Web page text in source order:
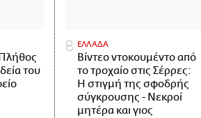
του
ΕΛΛΑΔΑ
Βίντεο ντοκουμέντο από
το τροχαίο στις Σέρρες:
Η στιγμή της σφοδρής
σύγκρουσης - Νεκροί
μητέρα και γιος